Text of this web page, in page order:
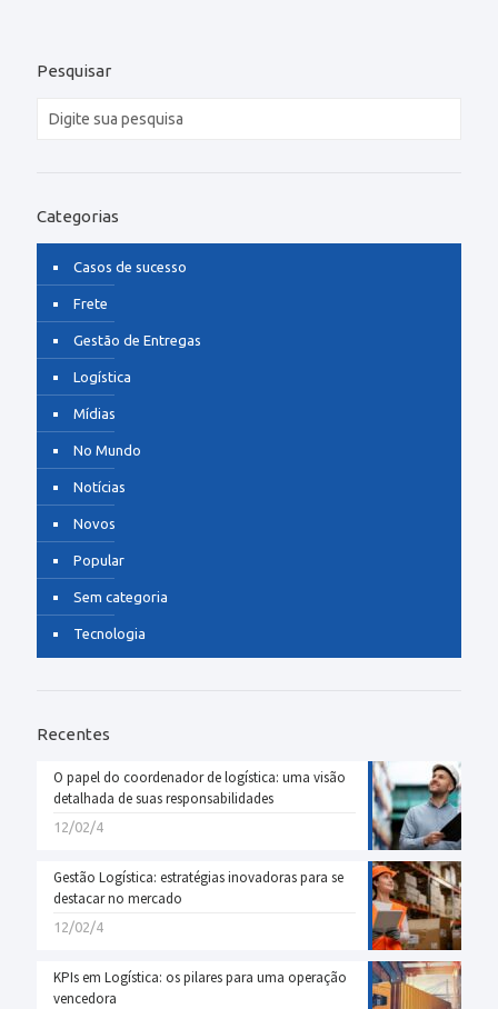
Pesquisar
Categorias
Casos de sucesso
Frete
Gestão de Entregas
Logística
Mídias
No Mundo
Notícias
Novos
Popular
Sem categoria
Tecnologia
Recentes
O papel do coordenador de logística: uma visão
detalhada de suas responsabilidades
12/02/4
Gestão Logística: estratégias inovadoras para se
destacar no mercado
12/02/4
KPIs em Logística: os pilares para uma operação
vencedora